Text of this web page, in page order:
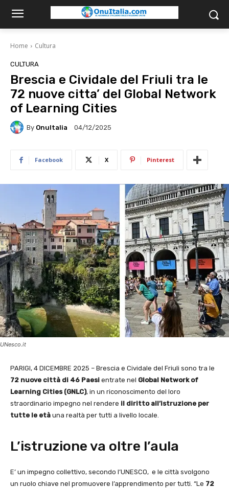
Home Cultura
CULTURA
Brescia e Cividale del Friuli tra le
72 nuove citta’ del Global Network
of Learning Cities
By OnuItalia 04/12/2025
Facebook X Pinterest
UNesco.it
PARIGI, 4 DICEMBRE 2025 – Brescia e Cividale del Friuli sono tra le
72 nuove città di 46 Paesi entrate nel Global Network of
Learning Cities (GNLC), in un riconoscimento del loro
straordinario impegno nel rendere il diritto all’istruzione per
tutte le età una realtà per tutti a livello locale.
L’istruzione va oltre l’aula
E’ un impegno collettivo, secondo l’UNESCO, e le città svolgono
un ruolo chiave nel promuovere l’apprendimento per tutti. “Le 72